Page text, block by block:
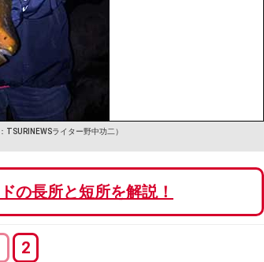
TSURINEWSライター野中功二）
の長所と短所を解説！
2